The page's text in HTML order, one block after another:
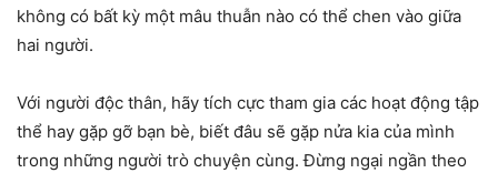
không có bất kỳ một mâu thuẫn nào có thể chen vào giữa
hai người.
Với người độc thân, hãy tích cực tham gia các hoạt động tập
thể hay gặp gỡ bạn bè, biết đâu sẽ gặp nửa kia của mình
trong những người trò chuyện cùng. Đừng ngại ngần theo